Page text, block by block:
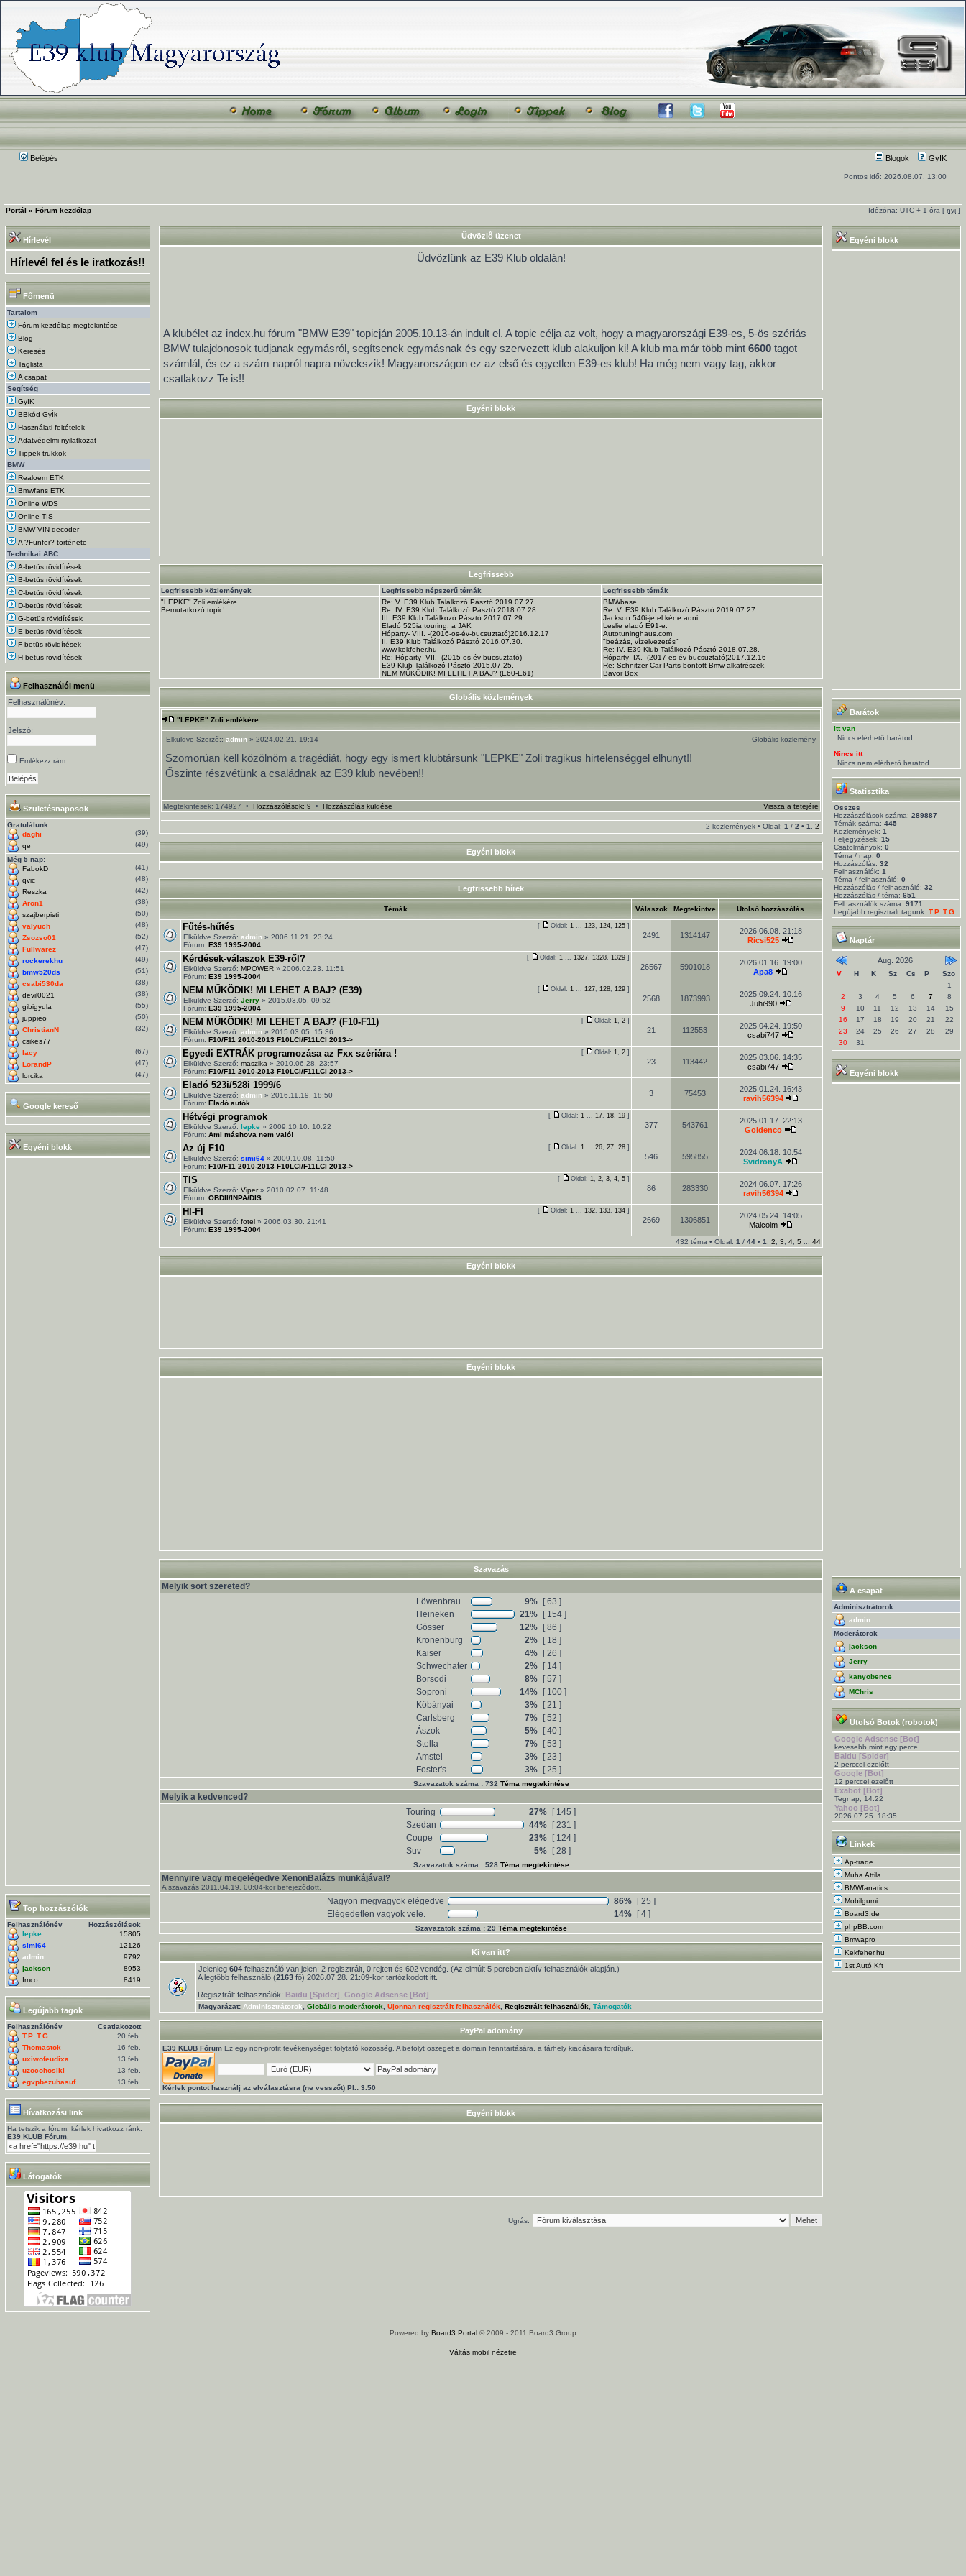
Belépés Blogok GyIK
Pontos idő: 2026.08.07. 13:00
Portál » Fórum kezdőlap Időzóna: UTC + 1 óra [ nyi ]
Hírlevél
Hírlevél fel és le iratkozás!!
Főmenü
Tartalom
Fórum kezdőlap megtekintése
Blog
Keresés
Taglista
A csapat
Segítség
GyIK
BBkód GyÍk
Használati feltételek
Adatvédelmi nyilatkozat
Tippek trükkök
BMW
Realoem ETK
Bmwfans ETK
Online WDS
Online TIS
BMW VIN decoder
A ?Fünfer? története
Technikai ABC:
A-betüs rövidítések
B-betüs rövidítések
C-betüs rövidítések
D-betüs rövidítések
G-betüs rövidítések
E-betüs rövidítések
F-betüs rövidítések
H-betüs rövidítések
Felhasználói menü
Felhasználónév:
Jelszó:
Emlékezz rám
Születésnaposok
Gratulálunk:
daghi
(39)
qe
(49)
Még 5 nap:
FabokD
(41)
qvic
(48)
Reszka
(42)
Aron1
(38)
szajberpisti
(50)
valyuch
(48)
Zsozso01
(52)
Fullwarez
(47)
rockerekhu
(49)
bmw520ds
(51)
csabi530da
(38)
devil0021
(38)
gibigyula
(55)
juppieo
(50)
ChristianN
(32)
csikes77
lacy
(67)
LorandP
(47)
lorcika
(47)
Google kereső
Egyéni blokk
Top hozzászólók
Felhasználónév
Hozzászólások
lepke
15805
simi64
12126
admin
9792
jackson
8953
Imco
8419
Legújabb tagok
Felhasználónév
Csatlakozott
T.P. T.G.
20 feb.
Thomastok
16 feb.
uxiwofeudixa
13 feb.
uzocohosiki
13 feb.
egvpbezuhasuf
13 feb.
Hívatkozási link
Ha tetszik a fórum, kérlek hivatkozz ránk:
E39 KLUB Fórum
Látogatók
Üdvözlő üzenet
Üdvözlünk az E39 Klub oldalán!
A klubélet az index.hu fórum "BMW E39" topicján 2005.10.13-án indult el. A topic célja az volt, hogy a magyarországi E39-es, 5-ös szériás
BMW tulajdonosok tudjanak egymásról, segítsenek egymásnak és egy szervezett klub alakuljon ki! A klub ma már több mint 6600 tagot
számlál, és ez a szám napról napra növekszik! Magyarországon ez az első és egyetlen E39-es klub! Ha még nem vagy tag, akkor
csatlakozz Te is!!
Egyéni blokk
Legfrissebb
Legfrissebb közlemények Legfrissebb népszerű témák
Legfrissebb témák
"LEPKE" Zoli emlékére
Bemutatkozó topic!
Re: V. E39 Klub Találkozó Pásztó 2019.07.27.
Re: IV. E39 Klub Találkozó Pásztó 2018.07.28.
III. E39 Klub Találkozó Pásztó 2017.07.29.
Eladó 525ia touring, a JAK
Hóparty- VIII. -(2016-os-év-bucsuztató)2016.12.17
II. E39 Klub Találkozó Pásztó 2016.07.30.
www.kekfeher.hu
Re: Hóparty- VII. -(2015-ös-év-bucsuztató)
E39 Klub Találkozó Pásztó 2015.07.25.
NEM MŰKÖDIK! MI LEHET A BAJ? (E60-E61)
BMWbase
Re: V. E39 Klub Találkozó Pásztó 2019.07.27.
Jackson 540i-je el kéne adni
Leslie eladó E91-e.
Autotuninghaus.com
"beázás, vízelvezetés"
Re: IV. E39 Klub Találkozó Pásztó 2018.07.28.
Hóparty- IX. -(2017-es-év-bucsuztató)2017.12.16
Re: Schnitzer Car Parts bontott Bmw alkatrészek.
Bavor Box
Globális közlemények
"LEPKE" Zoli emlékére
Elküldve Szerző:: admin » 2024.02.21. 19:14 Globális közlemény
Szomorúan kell közölnöm a tragédiát, hogy egy ismert klubtársunk "LEPKE" Zoli tragikus hirtelenséggel elhunyt!!
Őszinte részvétünk a családnak az E39 klub nevében!!
Megtekintések: 174927 • Hozzászólások: 9 • Hozzászólás küldése Vissza a tetejére
2 közlemények • Oldal: 1 / 2 • 1 2
Egyéni blokk
Legfrissebb hírek
Témák Válaszok Megtekintve Utolsó hozzászólás
[ Oldal: 1 ... 123, 124, 125 ]
Fűtés-hűtés
Elküldve Szerző: admin » 2006.11.21. 23:24
Fórum: E39 1995-2004
2491 1314147
2026.06.08. 21:18
Ricsi525
[ Oldal: 1 ... 1327, 1328, 1329 ]
Kérdések-válaszok E39-ről?
Elküldve Szerző: MPOWER » 2006.02.23. 11:51
Fórum: E39 1995-2004
26567 5901018
2026.01.16. 19:00
Apa8
[ Oldal: 1 ... 127, 128, 129 ]
NEM MŰKÖDIK! MI LEHET A BAJ? (E39)
Elküldve Szerző: Jerry » 2015.03.05. 09:52
Fórum: E39 1995-2004
2568 1873993
2025.09.24. 10:16
Juhi990
[ Oldal: 1, 2 ]
NEM MŰKÖDIK! MI LEHET A BAJ? (F10-F11)
Elküldve Szerző: admin » 2015.03.05. 15:36
Fórum: F10/F11 2010-2013 F10LCI/F11LCI 2013->
21 112553
2025.04.24. 19:50
csabi747
[ Oldal: 1, 2 ]
Egyedi EXTRÁK programozása az Fxx szériára !
Elküldve Szerző: maszika » 2010.06.28. 23:57
Fórum: F10/F11 2010-2013 F10LCI/F11LCI 2013->
23 113442
2025.03.06. 14:35
csabi747
Eladó 523i/528i 1999/6
Elküldve Szerző: admin » 2016.11.19. 18:50
Fórum: Eladó autók
3 75453
2025.01.24. 16:43
ravih56394
[ Oldal: 1 ... 17, 18, 19 ]
Hétvégi programok
Elküldve Szerző: lepke » 2009.10.10. 10:22
Fórum: Ami máshova nem való!
377 543761
2025.01.17. 22:13
Goldenco
[ Oldal: 1 ... 26, 27, 28 ]
Az új F10
Elküldve Szerző: simi64 » 2009.10.08. 11:50
Fórum: F10/F11 2010-2013 F10LCI/F11LCI 2013->
546 595855
2024.06.18. 10:54
SvidronyA
[ Oldal: 1, 2, 3, 4, 5 ]
TIS
Elküldve Szerző: Viper» 2010.02.07. 11:48
Fórum: OBDII/INPA/DIS
86 283330
2024.06.07. 17:26
ravih56394
[ Oldal: 1 ... 132, 133, 134 ]
HI-FI
Elküldve Szerző: fotel » 2006.03.30. 21:41
Fórum: E39 1995-2004
2669 1306851
2024.05.24. 14:05
Malcolm
432 téma • Oldal: 1 / 44 • 1 2 3 4 5 44
Egyéni blokk
Egyéni blokk
Szavazás
Melyik sört szereted?
Löwenbrau
9%
[ 63 ]
Heineken
21%
[ 154 ]
Gösser
12%
[ 86 ]
Kronenburg
2%
[ 18 ]
Kaiser
4%
[ 26 ]
Schwechater
2%
[ 14 ]
Borsodi
8%
[ 57 ]
Soproni
14%
[ 100 ]
Kőbányai
3%
[ 21 ]
Carlsberg
7%
[ 52 ]
Ászok
5%
[ 40 ]
Stella
7%
[ 53 ]
Amstel
3%
[ 23 ]
Foster's
3% [ 25 ]
Szavazatok száma : 732 Téma megtekintése
Melyik a kedvenced?
Touring
27%
[ 145 ]
Szedan
44%
[ 231 ]
Coupe
23%
[ 124 ]
Suv
5% [ 28 ]
Szavazatok száma : 528 Téma megtekintése
Mennyire vagy megelégedve XenonBalázs munkájával?
A szavazás 2011.04.19. 00:04-kor befejeződött.
Nagyon megvagyok elégedve 86%
[ 25 ]
Elégedetlen vagyok vele.
14% [ 4 ]
Szavazatok száma : 29 Téma megtekintése
Ki van itt?
Jelenleg 604 felhasználó van jelen: 2 regisztrált, 0 rejtett és 602 vendég. (Az elmúlt 5 percben aktív felhasználók alapján.)
A legtöbb felhasználó (2163 fő) 2026.07.28. 21:09-kor tartózkodott itt.
Regisztrált felhasználók: Baidu [Spider] Google Adsense [Bot]
Magyarázat: Adminisztrátorok Globális moderátorok Újonnan regisztrált felhasználók Regisztrált felhasználók Támogatók
PayPal adomány
E39 KLUB Fórum Ez egy non-profit tevékenységet folytató közösség. A befolyt öszeget a domain fenntartására, a tárhely kiadásaira fordítjuk.
Kérlek pontot használj az elválasztásra (ne vesszőt) Pl.: 3.50
Egyéni blokk
Ugrás:
Egyéni blokk
Barátok
Itt van
Nincs elérhető barátod
Nincs itt
Nincs nem elérhető barátod
Statisztika
Összes
Hozzászólások száma: 289887
Témák száma: 445
Közlemények: 1
Feljegyzések: 15
Csatolmányok: 0
Téma / nap: 0
Hozzászólás: 32
Felhasználók: 1
Téma / felhasználó: 0
Hozzászólás / felhasználó: 32
Hozzászólás / téma: 651
Felhasználók száma: 9171
Legújabb regisztrált tagunk: T.P. T.G.
Naptár
Aug. 2026
V H K Sz Cs P
Szo
1
2
3 4 5 6 7
8
9
10 11 12 13 14
15
16
17 18 19 20 21
22
23
24 25 26 27 28
29
30
31
Egyéni blokk
A csapat
Adminisztrátorok
admin
Moderátorok
jackson
Jerry
kanyobence
MChris
Utolsó Botok (robotok)
Google Adsense [Bot]
kevesebb mint egy perce
Baidu [Spider]
2 perccel ezelőtt
Google [Bot]
12 perccel ezelőtt
Exabot [Bot]
Tegnap, 14:22
Yahoo [Bot]
2026.07.25. 18:35
Linkek
Ap-trade
Muha Attila
BMWfanatics
Mobilgumi
Board3.de
phpBB.com
Bmwapro
Kekfeher.hu
1st Autó Kft
Powered by Board3 Portal © 2009 - 2011 Board3 Group
Váltás mobil nézetre